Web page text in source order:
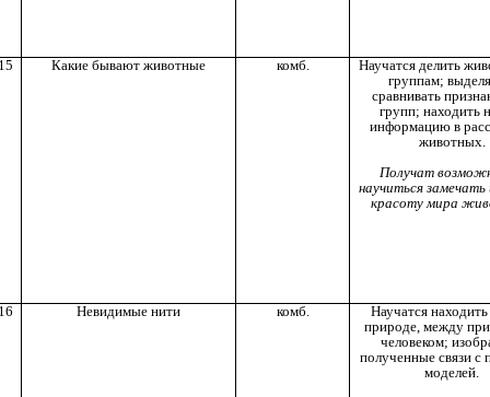
Какие бывают животные комб.
Научатся делить
группам;
сравнивать
групп; находить
информацию в
животных.
Получат
научиться
красоту мира
Невидимые нити комб.
Научатся находить
природе, между
человеком;
полученные связи
моделей.